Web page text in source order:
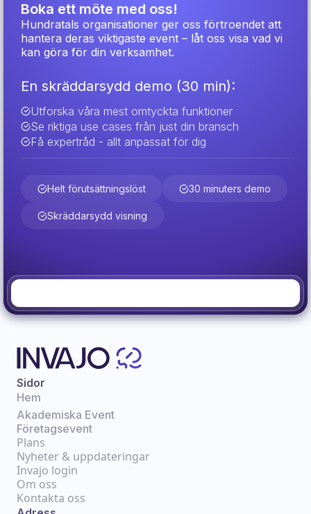
Boka ett möte med oss!
Hundratals organisationer ger oss förtroendet att
hantera deras viktigaste event – låt oss visa vad vi
kan göra för din verksamhet.
En skräddarsydd demo (30 min):
Utforska våra mest omtyckta funktioner
Se riktiga use cases från just din bransch
Få expertråd - allt anpassat för dig
Helt förutsättningslöst 30 minuters demo
Skräddarsydd visning
Sidor
Hem
Akademiska Event
Företagsevent
Plans
Nyheter & uppdateringar
Invajo login
Om oss
Kontakta oss